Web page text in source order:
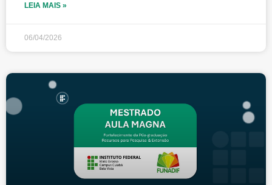
LEIA MAIS »
06/04/2026